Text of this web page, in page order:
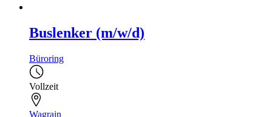
Buslenker (m/w/d)
Büroring
Vollzeit
Wagrain